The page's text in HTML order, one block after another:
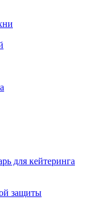
для кейтеринга
защиты